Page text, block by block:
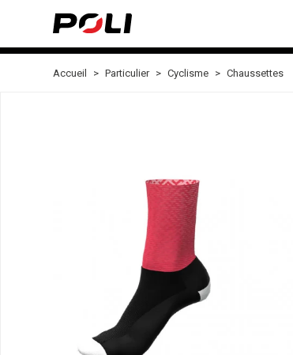
Accueil Particulier Cyclisme Chaussettes